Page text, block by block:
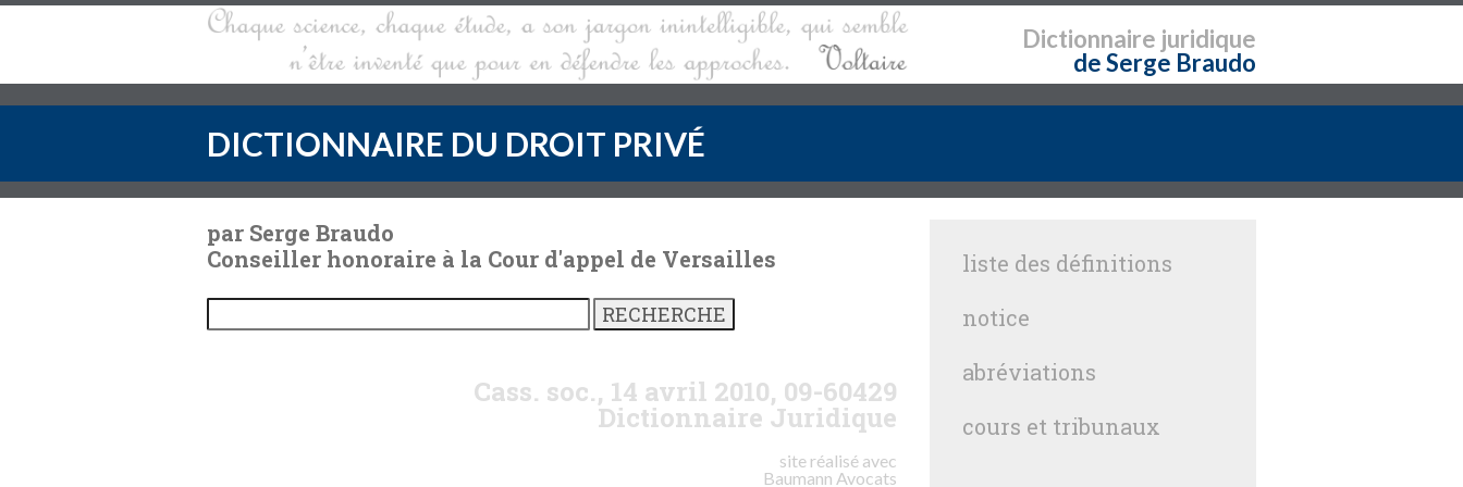
Dictionnaire juridique
de Serge Braudo
DICTIONNAIRE DU DROIT PRIVÉ
par Serge Braudo
Conseiller honoraire à la Cour d'appel de Versailles
Cass. soc., 14 avril 2010, 09-60429
Dictionnaire Juridique
site réalisé avec
Baumann Avocats
liste des définitions
notice
abréviations
cours et tribunaux